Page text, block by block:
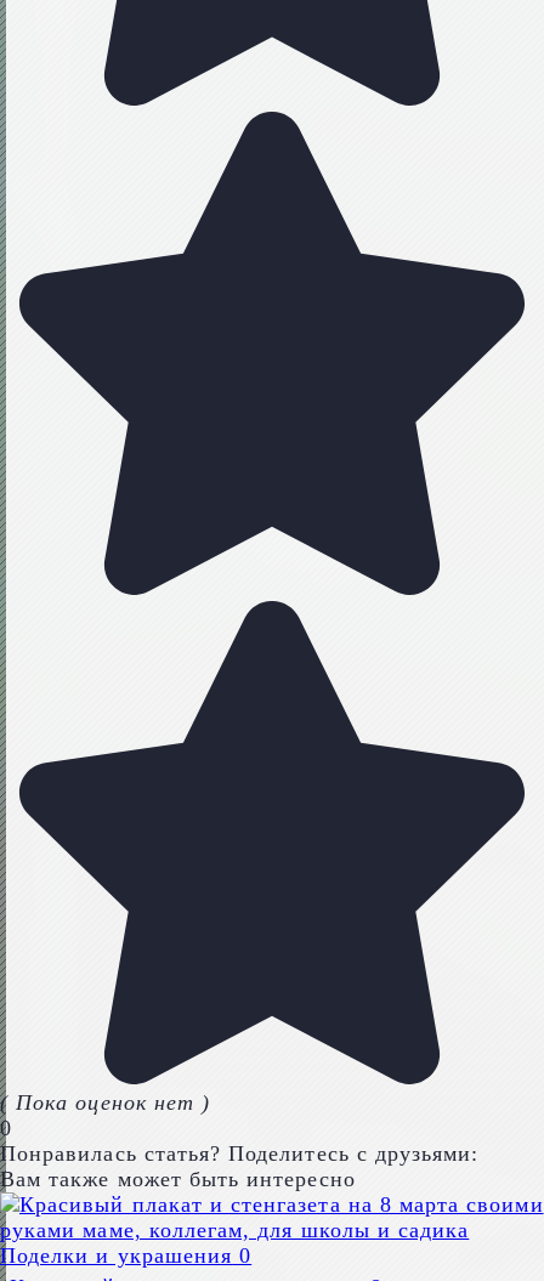
( Пока оценок нет )
0
Понравилась статья? Поделитесь с друзьями:
Вам также может быть интересно
Поделки и украшения 0